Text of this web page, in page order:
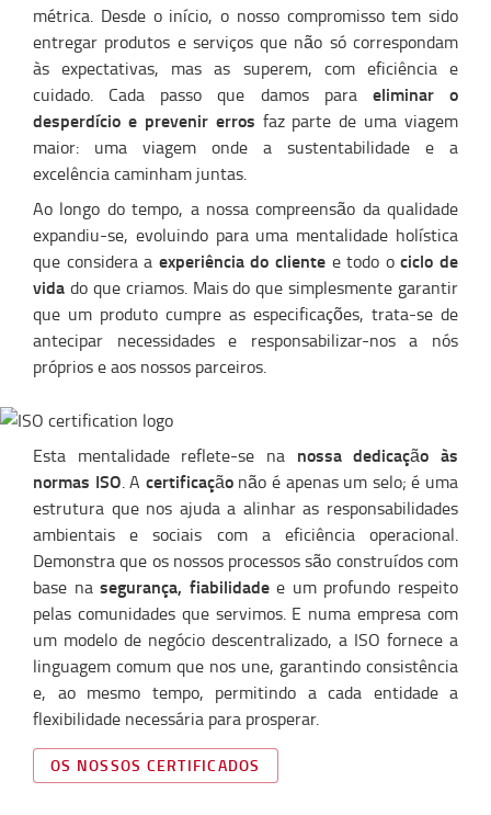
métrica. Desde o início, o nosso compromisso tem sido
entregar produtos e serviços que não só correspondam
às expectativas, mas as superem, com eficiência e
cuidado. Cada passo que damos para eliminar o
desperdício e prevenir erros faz parte de uma viagem
maior: uma viagem onde a sustentabilidade e a
excelência caminham juntas.
Ao longo do tempo, a nossa compreensão da qualidade
expandiu-se, evoluindo para uma mentalidade holística
que considera a experiência do cliente e todo ociclo de
vida do que criamos. Mais do que simplesmente garantir
que um produto cumpre as especificações, trata-se de
antecipar necessidades e responsabilizar-nos a nós
próprios e aos nossos parceiros.
Esta mentalidade reflete-se na nossa dedicação às
normas ISO. A certificaçãonão é apenas um selo; é uma
estrutura que nos ajuda a alinhar as responsabilidades
ambientais e sociais com a eficiência operacional.
Demonstra que os nossos processos são construídos com
base nasegurança, fiabilidadee um profundo respeito
pelas comunidades que servimos. E numa empresa com
um modelo de negócio descentralizado, a ISO fornece a
linguagem comum que nos une, garantindo consistência
e, ao mesmo tempo, permitindo a cada entidade a
flexibilidade necessária para prosperar.
OS NOSSOS CERTIFICADOS